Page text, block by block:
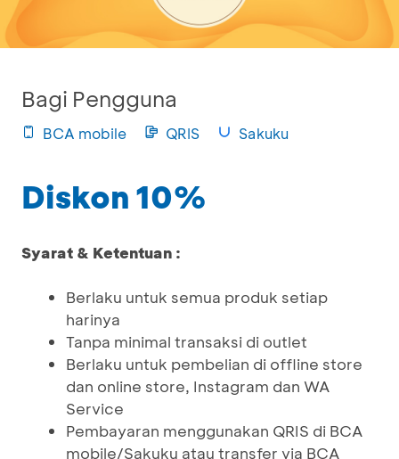
Bagi Pengguna
BCA mobile QRIS Sakuku
Diskon 10%
Syarat & Ketentuan :
Berlaku untuk semua produk setiap
harinya
Tanpa minimal transaksi di outlet
Berlaku untuk pembelian di offline store
dan online store, Instagram dan WA
Service
Pembayaran menggunakan QRIS di BCA
mobile/Sakuku atau transfer via BCA